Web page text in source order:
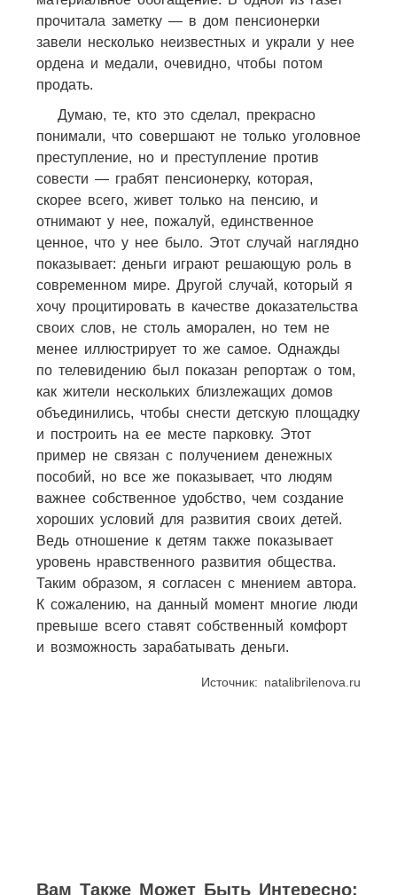
прочитала заметку — в дом пенсионерки
завели несколько неизвестных и украли у нее
ордена и медали, очевидно, чтобы потом
продать.
Думаю, те, кто это сделал, прекрасно
понимали, что совершают не только уголовное
преступление, но и преступление против
совести — грабят пенсионерку, которая,
скорее всего, живет только на пенсию, и
отнимают у нее, пожалуй, единственное
ценное, что у нее было. Этот случай наглядно
показывает: деньги играют решающую роль в
современном мире. Другой случай, который я
хочу процитировать в качестве доказательства
своих слов, не столь аморален, но тем не
менее иллюстрирует то же самое. Однажды
по телевидению был показан репортаж о том,
как жители нескольких близлежащих домов
объединились, чтобы снести детскую площадку
и построить на ее месте парковку. Этот
пример не связан с получением денежных
пособий, но все же показывает, что людям
важнее собственное удобство, чем создание
хороших условий для развития своих детей.
Ведь отношение к детям также показывает
уровень нравственного развития общества.
Таким образом, я согласен с мнением автора.
К сожалению, на данный момент многие люди
превыше всего ставят собственный комфорт
и возможность зарабатывать деньги.
Источник: natalibrilenova.ru
Вам Также Может Быть Интересно: